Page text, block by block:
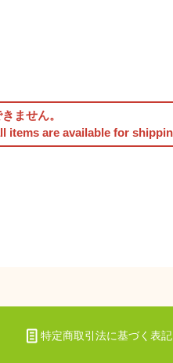
ません。
items are available for
特定商取引法に基づく表記